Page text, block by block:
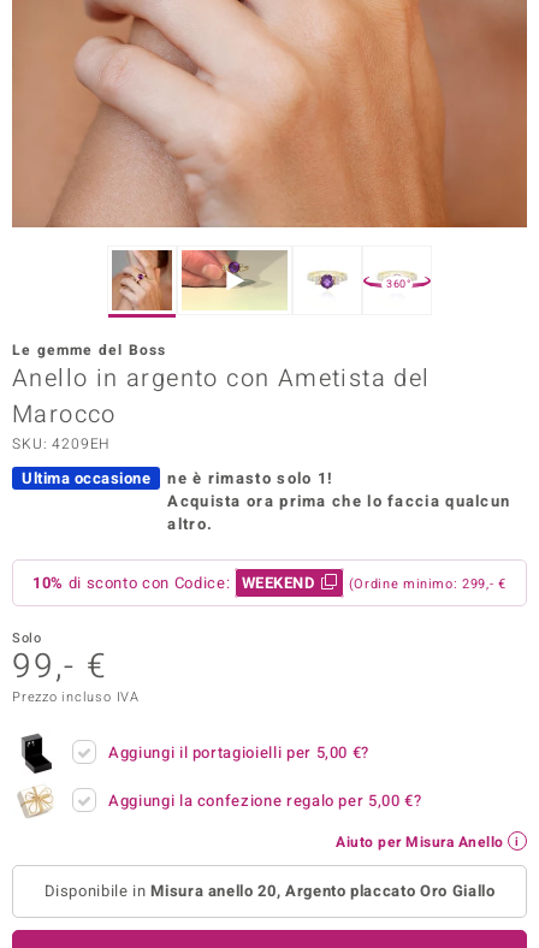
Designs
SELECTION
Paraíso
del Boss
by de Melo
360°
Le gemme del Boss
Anello in argento con Ametista del
Marocco
SKU: 4209EH
Ultima occasione
ne è rimasto solo 1!
Acquista ora prima che lo faccia qualcun
altro.
10% di sconto con Codice: WEEKEND (Ordine minimo: 299,- €
Solo
99,- €
Prezzo incluso IVA
Aggiungi il portagioielli per 5,00 €?
Aggiungi la confezione regalo per 5,00 €?
Aiuto per Misura Anello
Disponibile inMisura anello 20, Argento placcato Oro Giallo